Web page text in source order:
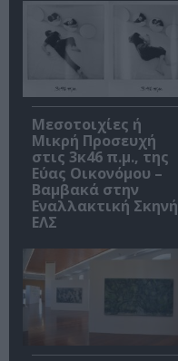
Μεσοτοιχίες ή
Μικρή Προσευχή
στις 3κ46 π.μ., της
Εύας Οικονόμου –
Βαμβακά στην
Εναλλακτική Σκηνή
ΕΛΣ